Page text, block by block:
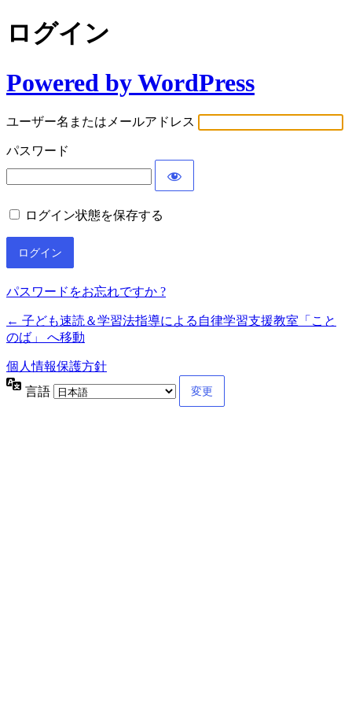
ログイン
Powered by WordPress
ユーザー名またはメールアドレス
パスワード
ログイン状態を保存する
パスワードをお忘れですか ?
← 子ども速読＆学習法指導による自律学習支援教室「こと
のば」 へ移動
個人情報保護方針
言語